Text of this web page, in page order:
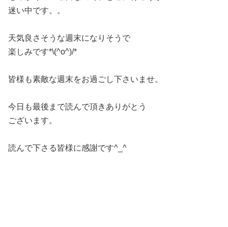
迷い中です。。
天気良さそうな週末になりそうで
楽しみです*\(^o^)/*
皆様も素敵な週末をお過ごし下さいませ。
今日も最後まで読んで頂きありがとう
ございます。
読んで下さる皆様に感謝です^_^